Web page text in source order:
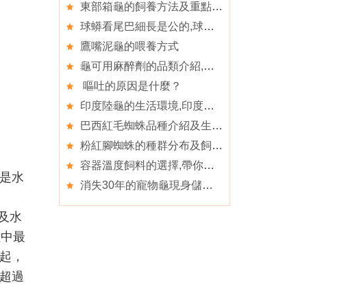
水
水
最
，
過
東部箱龜的飼養方法及重點,東部箱龜口有粘液
球蟒看尾巴細長是公的,球蟒的喂食要點
鷹嘴泥龜的喂養方式
龜可用麻醉劑的品類介紹,龜的越冬後死亡
嘔吐的原因是什麼？
印度陸龜的生活環境,印度陸龜的護理知識
巴西紅毛蜘蛛品種介紹及生活習性
粉紅腳蜘蛛的種群分布及飼養須知
容器溫度飼料的選擇,帶你了解養龜容器的選擇
消失30年的寵物龜現身儲藏室 驚呆眾人！